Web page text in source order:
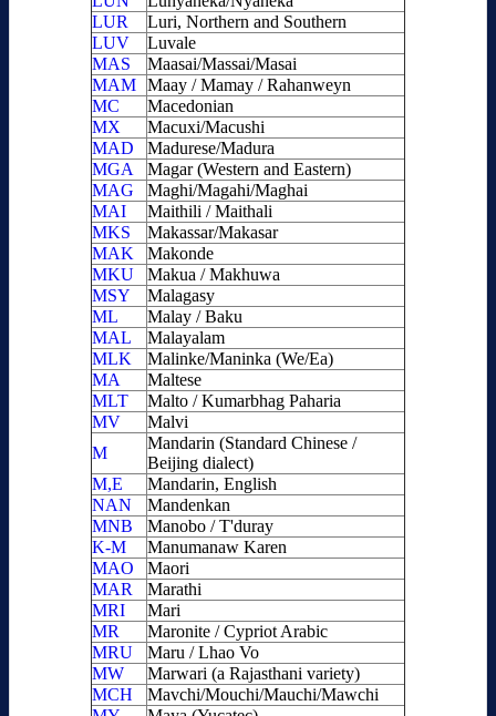
LUR
Luri, Northern and Southern
LUV
Luvale
MAS
Maasai/Massai/Masai
MAM Maay / Mamay / Rahanweyn
MC
Macedonian
MX
Macuxi/Macushi
MAD
Madurese/Madura
MGA
Magar (Western and Eastern)
MAG
Maghi/Magahi/Maghai
MAI
Maithili / Maithali
MKS
Makassar/Makasar
MAK
Makonde
MKU
Makua / Makhuwa
MSY
Malagasy
ML
Malay / Baku
MAL
Malayalam
MLK
Malinke/Maninka (We/Ea)
MA
Maltese
MLT
Malto / Kumarbhag Paharia
MV
Malvi
M
Mandarin (Standard Chinese /
Beijing dialect)
M,E
Mandarin, English
NAN
Mandenkan
MNB
Manobo / T'duray
K-M
Manumanaw Karen
MAO
Maori
MAR
Marathi
MRI
Mari
MR
Maronite / Cypriot Arabic
MRU
Maru / Lhao Vo
MW
Marwari (a Rajasthani variety)
MCH
Mavchi/Mouchi/Mauchi/Mawchi